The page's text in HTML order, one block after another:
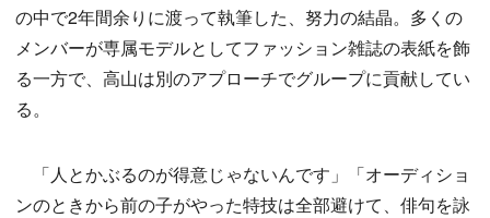
の中で2年間余りに渡って執筆した、努力の結晶。多くの
メンバーが専属モデルとしてファッション雑誌の表紙を飾
る一方で、高山は別のアプローチでグループに貢献してい
る。
「人とかぶるのが得意じゃないんです」「オーディショ
ンのときから前の子がやった特技は全部避けて、俳句を詠